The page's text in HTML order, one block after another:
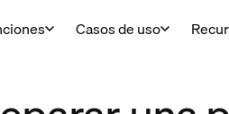
Casos de uso